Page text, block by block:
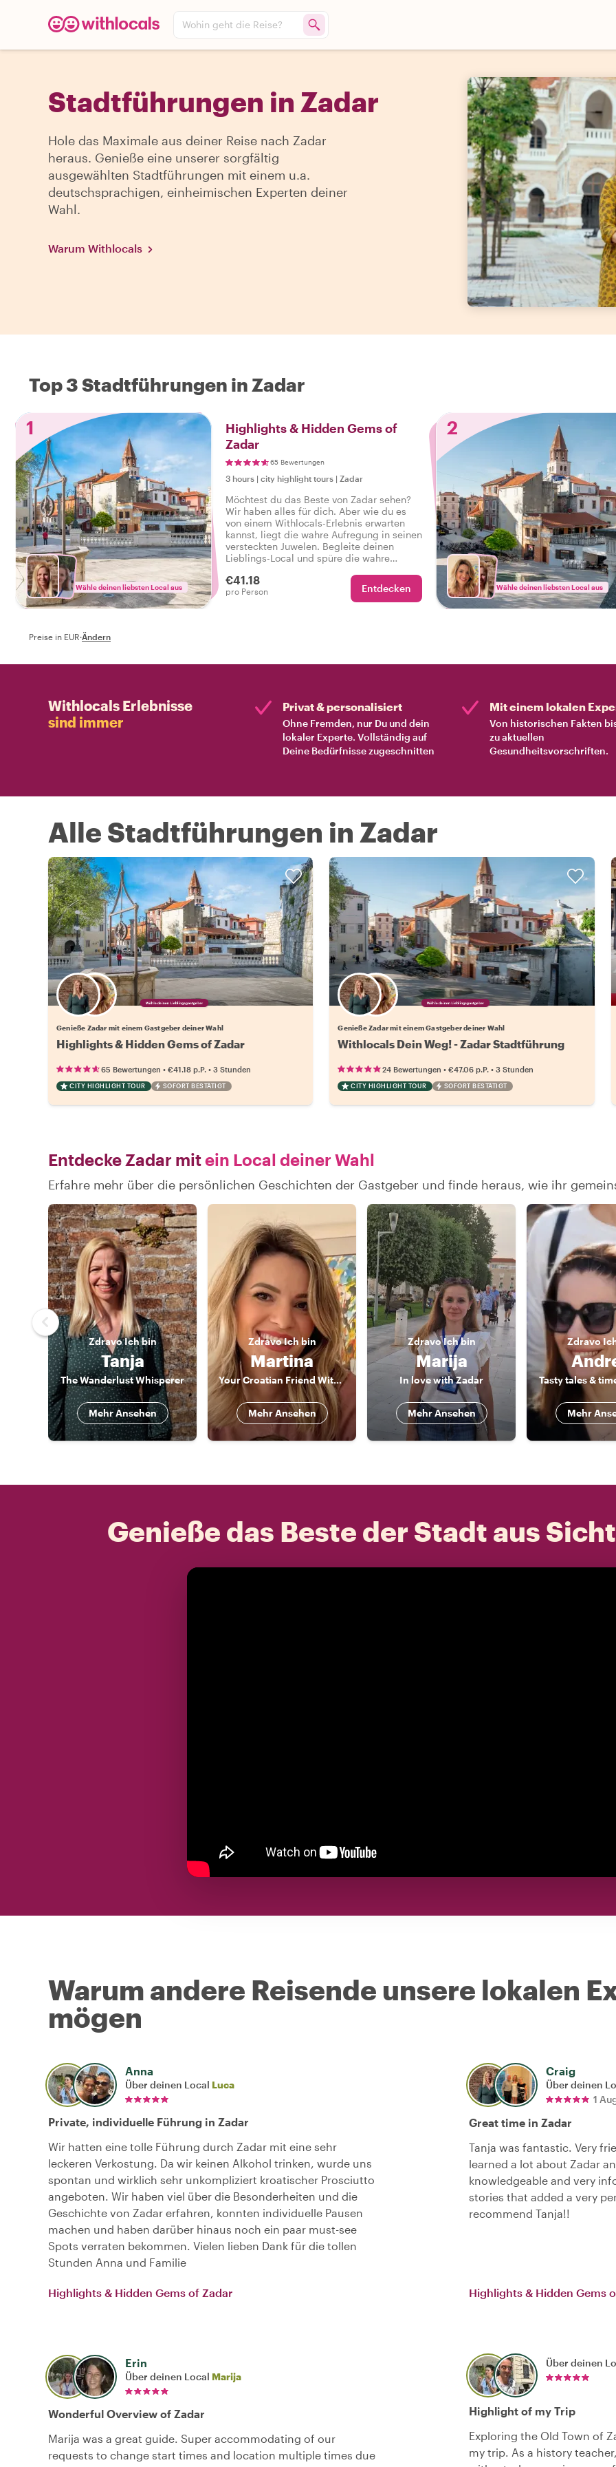
Wohin geht die Reise?
Stadtführungen in Zadar
Hole das Maximale aus deiner Reise nach Zadar
heraus. Genieße eine unserer sorgfältig
ausgewählten Stadtführungen mit einem u.a.
deutschsprachigen, einheimischen Experten deiner
Wahl.
Warum Withlocals
Top 3 Stadtführungen in Zadar
1
Wähle deinen liebsten Local aus
Highlights & Hidden Gems of
Zadar
65 Bewertungen
3 hours | city highlight tours | Zadar
Möchtest du das Beste von Zadar sehen?
Wir haben alles für dich. Aber wie du es
von einem Withlocals-Erlebnis erwarten
kannst, liegt die wahre Aufregung in seinen
versteckten Juwelen. Begleite deinen
Lieblings-Local und spüre die wahre
alles zu bieten hat, damit du sagen kannst:
Ich habe das echte Zadar erlebt!
€41.18
pro Person Entdecken
2
Wähle deinen liebsten Local aus
Preise in EUR·Ändern
Withlocals Erlebnisse
sind immer
Privat & personalisiert
Ohne Fremden, nur Du und dein
lokaler Experte. Vollständig auf
Deine Bedürfnisse zugeschnitten
Mit einem lokalen
Von historischen Fakten
zu aktuellen
Gesundheitsvorschriften.
Alle Stadtführungen in Zadar
Wähle deinen Lieblingsgastgeber
Genieße Zadar mit einem Gastgeber deiner Wahl
Highlights & Hidden Gems of Zadar
65 Bewertungen • €41.18 p.P. • 3 Stunden
CITY HIGHLIGHT TOUR SOFORT BESTÄTIGT
Wähle deinen Lieblingsgastgeber
Genieße Zadar mit einem Gastgeber deiner Wahl
Withlocals Dein Weg! - Zadar Stadtführung
24 Bewertungen •€47.06 p.P. •3 Stunden
CITY HIGHLIGHT TOUR SOFORT BESTÄTIGT
Entdecke Zadar mitein Local deiner Wahl
Erfahre mehr über die persönlichen Geschichten der Gastgeber und finde heraus, wie ihr
ZdravoIch bin
Tanja
The Wanderlust Whisperer
Mehr Ansehen
ZdravoIch bin
Martina
Your Croatian Friend With The Best Local Tips
Mehr Ansehen
ZdravoIch bin
Marija
In love with Zadar
Mehr Ansehen
Zdravo
Tasty tales &
Mehr
Genieße das Beste der Stadt aus
Warum andere Reisende unsere lokalen
mögen
Anna
Über deinen Local Luca
Private, individuelle Führung in Zadar
Wir hatten eine tolle Führung durch Zadar mit eine sehr
leckeren Verkostung. Da wir keinen Alkohol trinken, wurde uns
spontan und wirklich sehr unkompliziert kroatischer Prosciutto
angeboten. Wir haben viel über die Besonderheiten und die
Geschichte von Zadar erfahren, konnten individuelle Pausen
machen und haben darüber hinaus noch ein paar must-see
Spots verraten bekommen. Vielen lieben Dank für die tollen
Stunden Anna und Familie
Highlights & Hidden Gems of Zadar
Craig
Über deinen
1
Great time in Zadar
Tanja was fantastic. Very
learned a lot about Zadar
knowledgeable and very
stories that added a very
recommend Tanja!!
Highlights & Hidden Gems
Erin
Über deinen Local Marija
Wonderful Overview of Zadar
Marija was a great guide. Super accommodating of our
requests to change start times and location multiple times due
Über deinen
Highlight of my Trip
Exploring the Old Town of
my trip. As a history